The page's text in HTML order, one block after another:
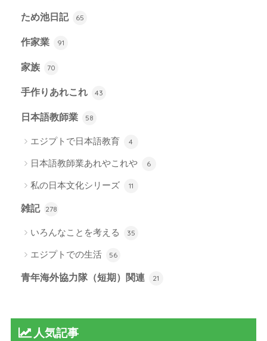
ため池日記 65
作家業 91
家族 70
手作りあれこれ 43
日本語教師業 58
エジプトで日本語教育 4
日本語教師業あれやこれや 6
私の日本文化シリーズ 11
雑記 278
いろんなことを考える 35
エジプトでの生活 56
青年海外協力隊（短期）関連 21
人気記事